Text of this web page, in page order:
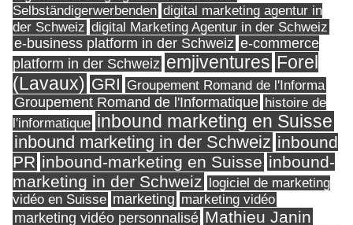
Selbständigerwerbenden digital marketing agentur in
der Schweiz digital Marketing Agentur in der Schweiz
e-business platform in der Schweiz e-commerce
platform in der Schweiz emjiventures Forel
(Lavaux) GRI Groupement Romand de l'Informa
Groupement Romand de l'Informatique histoire de
l'informatique inbound marketing en Suisse
inbound marketing in der Schweiz inbound
PR inbound-marketing en Suisse inbound-
marketing in der Schweiz logiciel de marketing
vidéo en Suisse marketing marketing vidéo
marketing vidéo personnalisé Mathieu Janin